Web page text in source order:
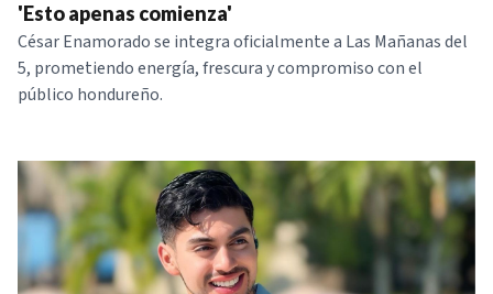
'Esto apenas comienza'
César Enamorado se integra oficialmente a Las Mañanas del
5, prometiendo energía, frescura y compromiso con el
público hondureño.